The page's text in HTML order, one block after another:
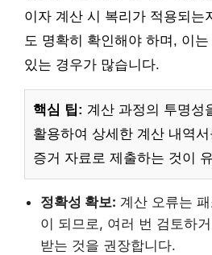
이자 계산 시 복리가 적용되는
도 명확히 확인해야 하며, 이
있는 경우가 많습니다.
핵심 팁: 계산 과정의 투명성
활용하여 상세한 계산 내역
증거 자료로 제출하는 것이
정확성 확보: 계산 오류는
이 되므로, 여러 번 검토하
받는 것을 권장합니다.